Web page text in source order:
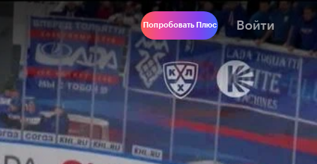
Попробовать Плюс Войти